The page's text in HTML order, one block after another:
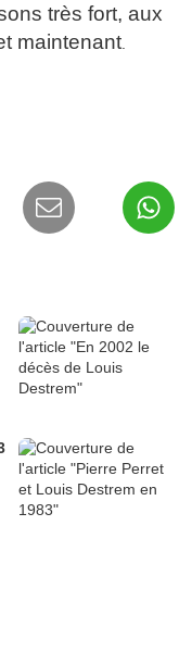
très fort, aux
maintenant